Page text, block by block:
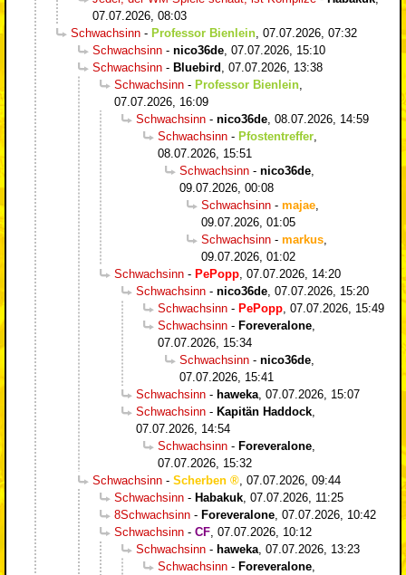
07.07.2026, 08:03
Schwachsinn - Professor Bienlein 07.07.2026, 07:32
Schwachsinn - nico36de 07.07.2026, 15:10
Schwachsinn - Bluebird
07.07.2026, 13:38
Schwachsinn - Professor Bienlein
07.07.2026, 16:09
Schwachsinn - nico36de 08.07.2026, 14:59
Schwachsinn - Pfostentreffer
08.07.2026, 15:51
Schwachsinn - nico36de
09.07.2026, 00:08
Schwachsinn - majae
09.07.2026, 01:05
Schwachsinn - markus
09.07.2026, 01:02
Schwachsinn - PePopp 07.07.2026, 14:20
Schwachsinn - nico36de 07.07.2026, 15:20
Schwachsinn - PePopp 07.07.2026, 15:49
Schwachsinn - Foreveralone
07.07.2026, 15:34
Schwachsinn - nico36de
07.07.2026, 15:41
Schwachsinn - haweka 07.07.2026, 15:07
Schwachsinn - Kapitän Haddock
07.07.2026, 14:54
Schwachsinn - Foreveralone
07.07.2026, 15:32
Schwachsinn - Scherben
07.07.2026, 09:44
Schwachsinn - Habakuk 07.07.2026, 11:25
8Schwachsinn - Foreveralone 07.07.2026, 10:42
Schwachsinn - CF 07.07.2026, 10:12
Schwachsinn - haweka 07.07.2026, 13:23
Schwachsinn - Foreveralone